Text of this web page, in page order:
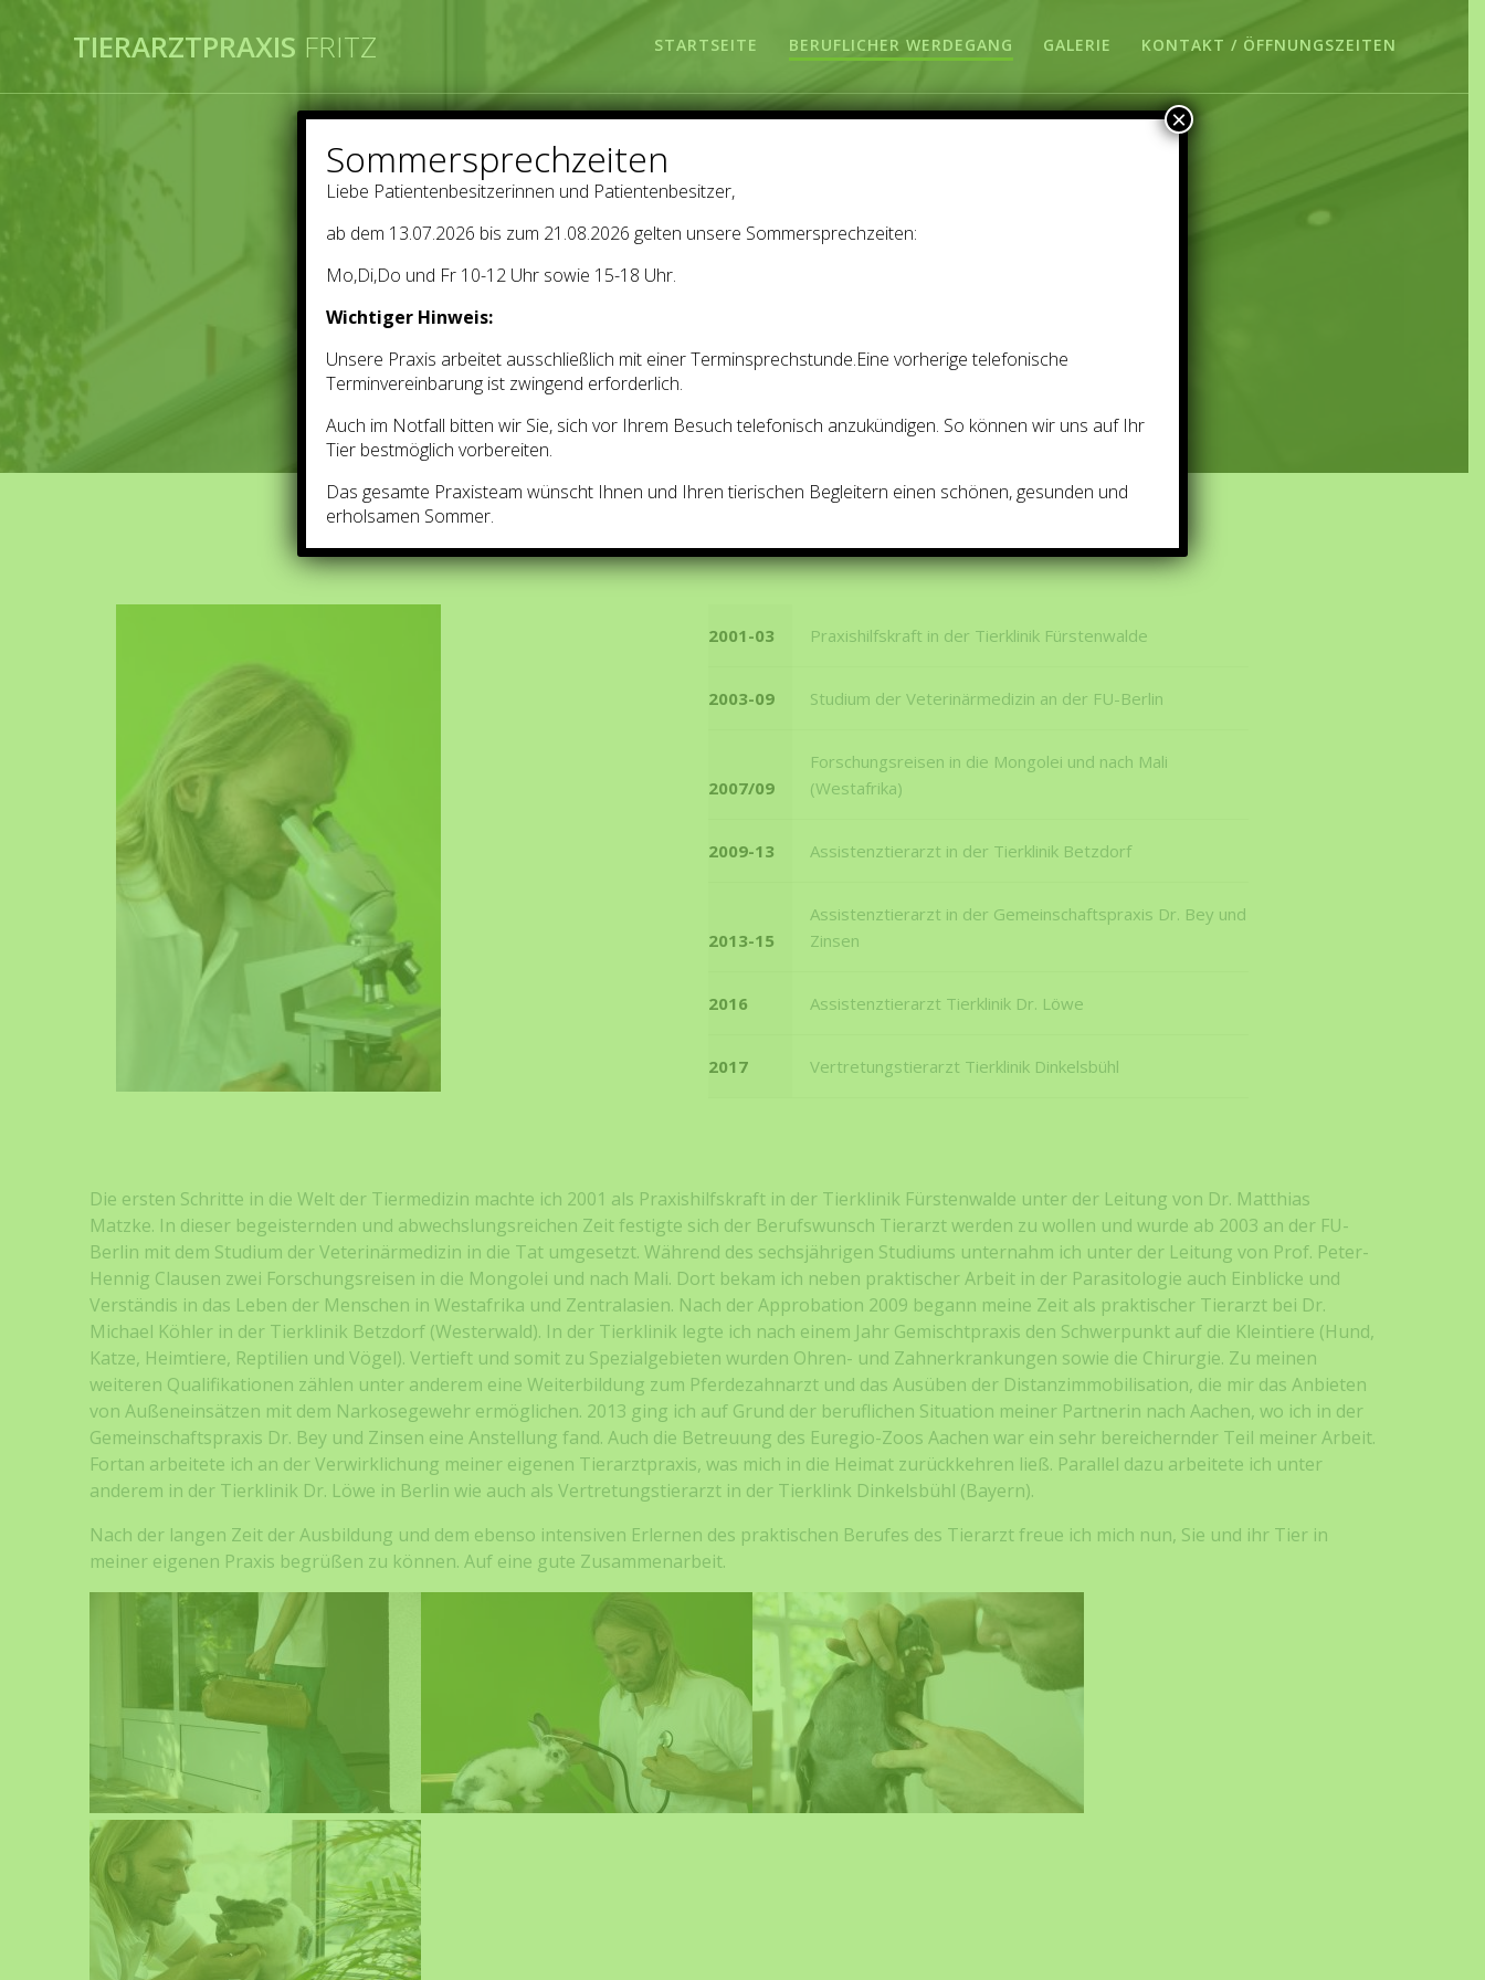
TIERARZTPRAXIS FRITZ STARTSEITE BERUFLICHER WERDEGANG GALERIE KONTAKT / ÖFFNUNGSZEITEN
Beruflicher Werdegang
2001-03 Praxishilfskraft in der Tierklinik Fürstenwalde
2003-09 Studium der Veterinärmedizin an der FU-Berlin
2007/09
Forschungsreisen in die Mongolei und nach Mali
(Westafrika)
2009-13 Assistenztierarzt in der Tierklinik Betzdorf
2013-15
Assistenztierarzt in der Gemeinschaftspraxis Dr. Bey und
Zinsen
2016 Assistenztierarzt Tierklinik Dr. Löwe
2017 Vertretungstierarzt Tierklinik Dinkelsbühl
Die ersten Schritte in die Welt der Tiermedizin machte ich 2001 als Praxishilfskraft in der Tierklinik Fürstenwalde unter der Leitung von Dr. Matthias
Matzke. In dieser begeisternden und abwechslungsreichen Zeit festigte sich der Berufswunsch Tierarzt werden zu wollen und wurde ab 2003 an der FU-
Berlin mit dem Studium der Veterinärmedizin in die Tat umgesetzt. Während des sechsjährigen Studiums unternahm ich unter der Leitung von Prof. Peter-
Hennig Clausen zwei Forschungsreisen in die Mongolei und nach Mali. Dort bekam ich neben praktischer Arbeit in der Parasitologie auch Einblicke und
Verständis in das Leben der Menschen in Westafrika und Zentralasien. Nach der Approbation 2009 begann meine Zeit als praktischer Tierarzt bei Dr.
Michael Köhler in der Tierklinik Betzdorf (Westerwald). In der Tierklinik legte ich nach einem Jahr Gemischtpraxis den Schwerpunkt auf die Kleintiere (Hund,
Katze, Heimtiere, Reptilien und Vögel). Vertieft und somit zu Spezialgebieten wurden Ohren- und Zahnerkrankungen sowie die Chirurgie. Zu meinen
weiteren Qualifikationen zählen unter anderem eine Weiterbildung zum Pferdezahnarzt und das Ausüben der Distanzimmobilisation, die mir das Anbieten
von Außeneinsätzen mit dem Narkosegewehr ermöglichen. 2013 ging ich auf Grund der beruflichen Situation meiner Partnerin nach Aachen, wo ich in der
Gemeinschaftspraxis Dr. Bey und Zinsen eine Anstellung fand. Auch die Betreuung des Euregio-Zoos Aachen war ein sehr bereichernder Teil meiner Arbeit.
Fortan arbeitete ich an der Verwirklichung meiner eigenen Tierarztpraxis, was mich in die Heimat zurückkehren ließ. Parallel dazu arbeitete ich unter
anderem in der Tierklinik Dr. Löwe in Berlin wie auch als Vertretungstierarzt in der Tierklink Dinkelsbühl (Bayern).
Nach der langen Zeit der Ausbildung und dem ebenso intensiven Erlernen des praktischen Berufes des Tierarzt freue ich mich nun, Sie und ihr Tier in
meiner eigenen Praxis begrüßen zu können. Auf eine gute Zusammenarbeit.
Sommersprechzeiten
Liebe Patientenbesitzerinnen und Patientenbesitzer,
ab dem 13.07.2026 bis zum 21.08.2026 gelten unsere Sommersprechzeiten:
Mo,Di,Do und Fr 10-12 Uhr sowie 15-18 Uhr.
Wichtiger Hinweis:
Unsere Praxis arbeitet ausschließlich mit einer Terminsprechstunde.Eine vorherige telefonische
Terminvereinbarung ist zwingend erforderlich.
Auch im Notfall bitten wir Sie, sich vor Ihrem Besuch telefonisch anzukündigen. So können wir uns auf Ihr
Tier bestmöglich vorbereiten.
Das gesamte Praxisteam wünscht Ihnen und Ihren tierischen Begleitern einen schönen, gesunden und
erholsamen Sommer.
×